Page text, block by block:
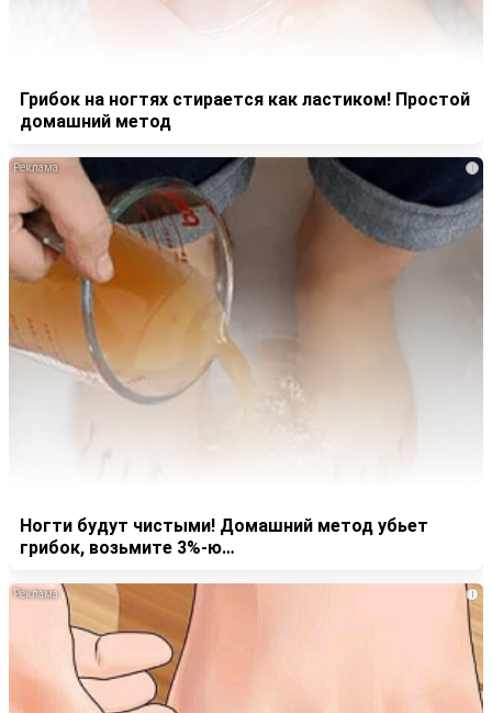
Грибок на ногтях стирается как ластиком! Простой
домашний метод
i
Ногти будут чистыми! Домашний метод убьет
грибок, возьмите 3%-ю…
i